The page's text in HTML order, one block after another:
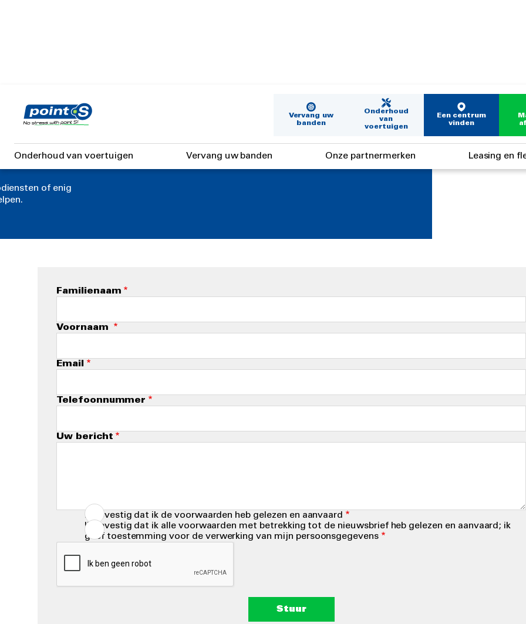
content
Vervang uw
banden
Onderhoud
van
voertuigen
Een centrum
vinden
Onderhoud van voertuigen Vervang uw banden Onze partnermerken Leasing en
of enig
Familienaam
Voornaam
Email
Telefoonnummer
Uw bericht
Ik bevestig dat ik de voorwaarden heb gelezen en aanvaard
Ik bevestig dat ik alle voorwaarden met betrekking tot de nieuwsbrief heb gelezen en aanvaard; ik
geef toestemming voor de verwerking van mijn persoonsgegevens